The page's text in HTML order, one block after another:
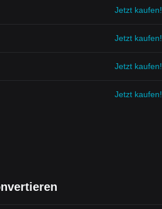
Jetzt kaufen!
Jetzt kaufen!
Jetzt kaufen!
Jetzt kaufen!